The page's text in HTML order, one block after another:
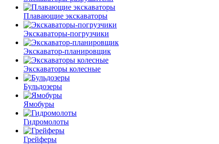
Плавающие экскаваторы
Экскаваторы-погрузчики
Экскаватор-планировщик
Экскаваторы колесные
Бульдозеры
Ямобуры
Гидромолоты
Грейферы